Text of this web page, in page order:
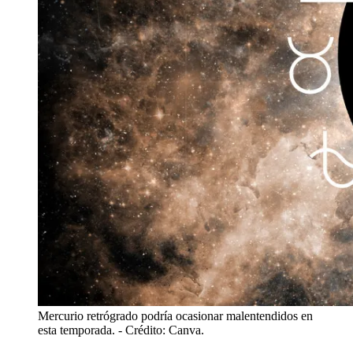
Mercurio retrógrado podría ocasionar malentendidos en
esta temporada. - Crédito: Canva.